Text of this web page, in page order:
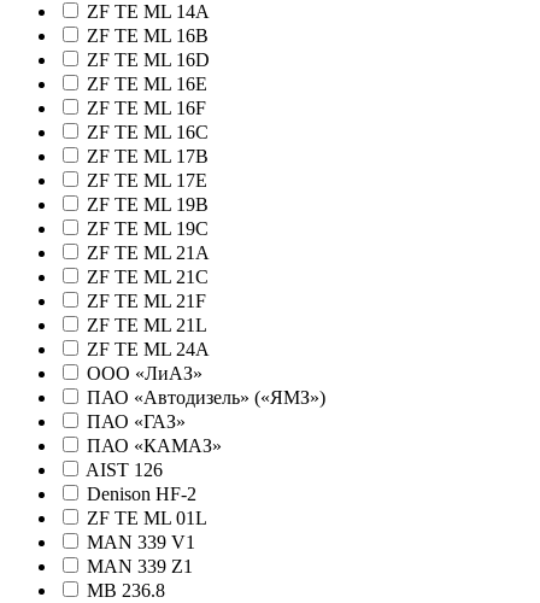
ZF TE ML 14A
ZF TE ML 16B
ZF TE ML 16D
ZF TE ML 16E
ZF TE ML 16F
ZF TE ML 16С
ZF TE ML 17B
ZF TE ML 17E
ZF TE ML 19B
ZF TE ML 19С
ZF TE ML 21A
ZF TE ML 21C
ZF TE ML 21F
ZF TE ML 21L
ZF TE ML 24A
ООО «ЛиАЗ»
ПАО «Автодизель» («ЯМЗ»)
ПАО «ГАЗ»
ПАО «КАМАЗ»
AIST 126
Denison HF-2
ZF TE ML 01L
MAN 339 V1
MAN 339 Z1
MB 236.8